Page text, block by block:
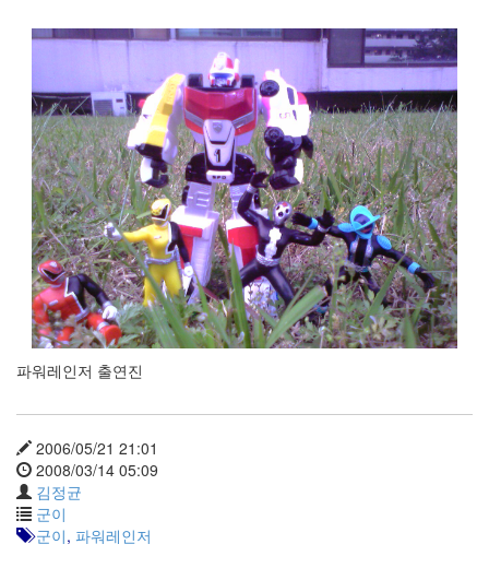
파워레인저 출연진
2006/05/21 21:01
2008/03/14 05:09
김정균
군이
군이, 파워레인저